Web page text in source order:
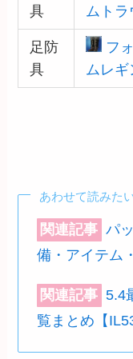
具 ムト
足防
具
フ
ムレギ
あわせて読みた
関連記事 パ
備・アイテム
関連記事 5.4
覧まとめ【